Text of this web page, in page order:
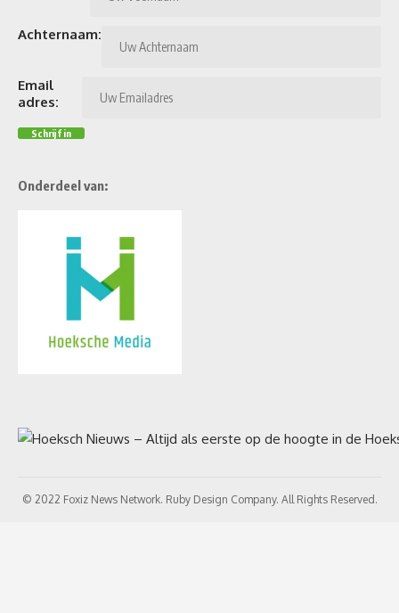
Achternaam:
Email
adres:
Onderdeel van:
© 2022 Foxiz News Network. Ruby Design Company. All Rights Reserved.